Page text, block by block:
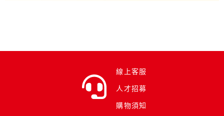
線上客服
人才招募
購物須知